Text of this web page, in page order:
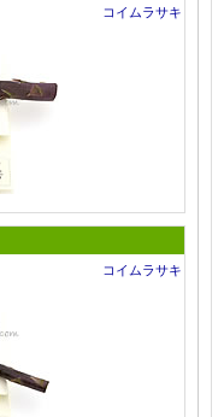
コイムラサキ
コイムラサキ